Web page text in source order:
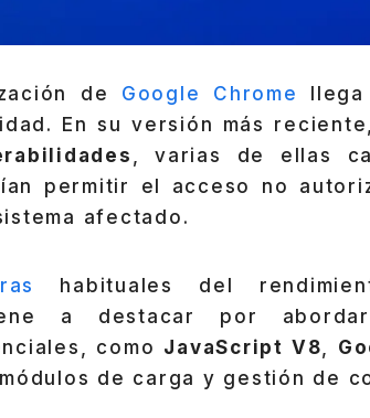
de Google Chrome
En su versión más
, varias de ellas
permitir el acceso no
afectado.
habituales del
a destacar por
como JavaScript V8
de carga y gestión de